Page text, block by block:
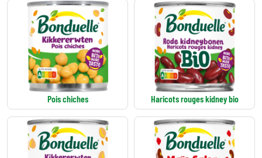
Pois chiches Haricots rouges kidney bio